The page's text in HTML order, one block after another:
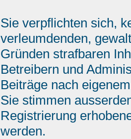
Sie verpflichten sich,
verleumdenden,
Gründen strafbaren
Betreibern und
Beiträge nach
Sie stimmen
Registrierung
werden.